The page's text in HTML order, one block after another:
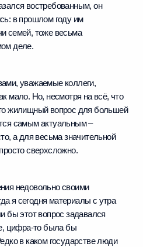
востребованным, он
в прошлом году им
семей, тоже весьма
деле.
уважаемые коллеги,
мало. Но, несмотря на всё, что
жилищный вопрос для большей
самым актуальным –
а для весьма значительной
сверхсложно.
недовольно своими
я сегодня материалы с утра
бы этот вопрос задавался
цифра‑то была бы
в каком государстве люди